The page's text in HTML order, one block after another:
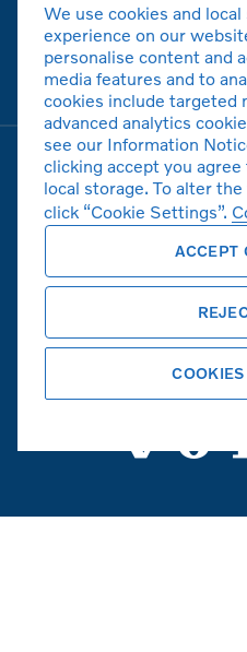
볼보자동
Copyright © 2026
(또는 계열사 또
법적고지사항
We use cookies and
experience on our
personalise content and
media features and to
cookies include targeted
advanced analytics
see our Information
clicking accept you
local storage. To alter
click “Cookie Settings”.
ACCEPT